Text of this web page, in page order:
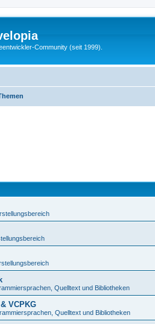
Community (seit 1999).
Quelltext und Bibliotheken
VCPKG
Quelltext und Bibliotheken